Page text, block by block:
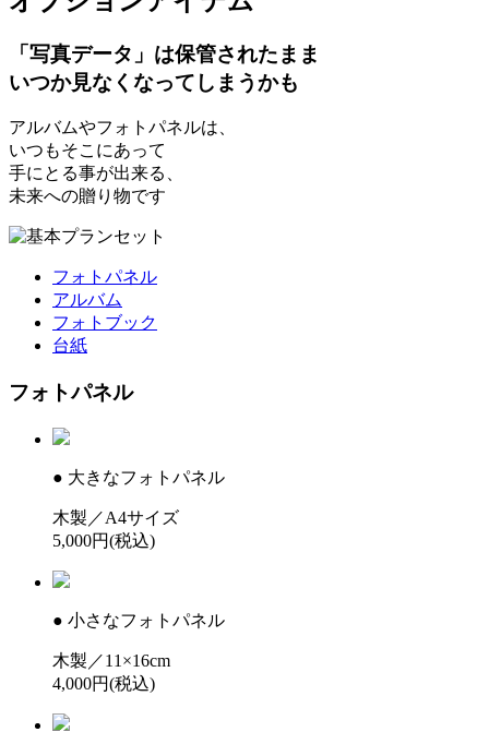
「写真データ」は保管されたまま
いつか見なくなってしまうかも
アルバムやフォトパネルは、
いつもそこにあって
手にとる事が出来る、
未来への贈り物です
フォトパネル
アルバム
フォトブック
台紙
フォトパネル
● 大きなフォトパネル
木製／A4サイズ
5,000円(税込)
● 小さなフォトパネル
木製／11×16cm
4,000円(税込)